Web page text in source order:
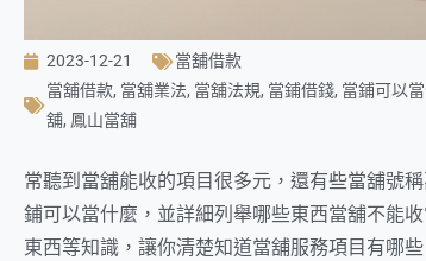
2023-12-21
當舖借款
當舖借款, 當舖業法, 當舖法規, 當鋪借錢, 當鋪可以
舖, 鳳山當舖
常聽到當舖能收的項目很多元，還有些當舖號
鋪可以當什麼，並詳細列舉哪些東西當舖不能
東西等知識，讓你清楚知道當舖服務項目有哪